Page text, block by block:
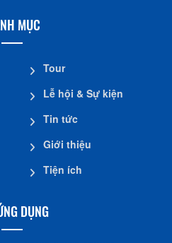
MỤC
Tour
Lễ hội & Sự kiện
Tin tức
Giới thiệu
Tiện ích
DỤNG